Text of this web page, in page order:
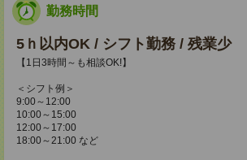
勤務時間
5ｈ以内OK / シフト勤務 / 残業少
【1日3時間～も相談OK!】
＜シフト例＞
9:00～12:00
10:00～15:00
12:00～17:00
18:00～21:00 など